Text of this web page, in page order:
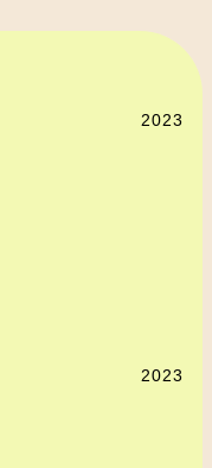
2023
2023